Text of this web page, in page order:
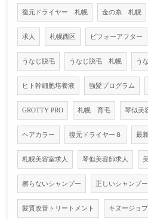
復元ドライヤー 札幌 金の糸 札幌
求人 札幌西区 ビフォーアフター
うなじ脱毛 うなじ脱毛 札幌 う
ヒト幹細胞培養液 強髪プログラム
GROTTY PRO 札幌 育毛 琴似美
ヘアカラー 復元ドライヤー８ 最
札幌美容室求人 琴似美容師求人
擦らないシャンプー 正しいシャンプ
髪質改善トリートメント キヌージョプ